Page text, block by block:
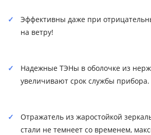
Эффективны даже при
на ветру!
Надежные ТЭНы в оболочке из
увеличивают срок службы прибора.
Отражатель из жаростойкой
стали не темнеет со временем,